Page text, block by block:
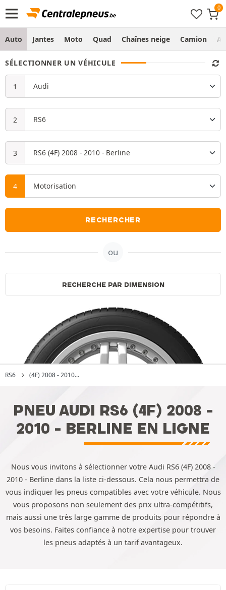
Auto Jantes Moto Quad Chaînes neige Camion
SÉLECTIONNER UN VÉHICULE
RECHERCHER
ou
RECHERCHE PAR DIMENSION
RS6 (4F) 2008 - 2010...
PNEU AUDI RS6 (4F) 2008 -
2010 - BERLINE EN LIGNE
Nous vous invitons à sélectionner votre Audi RS6 (4F) 2008 -
2010 - Berline dans la liste ci-dessous. Cela nous permettra de
vous indiquer les pneus compatibles avec votre véhicule. Nous
vous proposons non seulement des prix ultra-compétitifs,
mais aussi une très large gamme de produits pour répondre à
vos besoins. Faites confiance à notre expertise pour trouver
les pneus adaptés à un tarif avantageux.